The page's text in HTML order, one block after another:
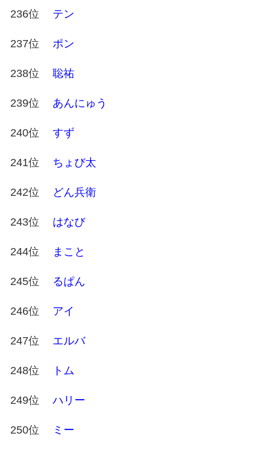
236位 テン
237位 ポン
238位 聡祐
239位 あんにゅう
240位 すず
241位 ちょび太
242位 どん兵衛
243位 はなび
244位 まこと
245位 るぱん
246位 アイ
247位 エルバ
248位 トム
249位 ハリー
250位 ミー